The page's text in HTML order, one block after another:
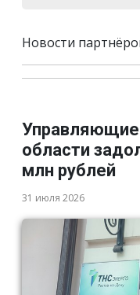
Новости
Управляющие
области
млн рублей
31 июля 2026